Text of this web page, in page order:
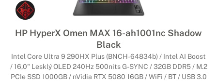
HP HyperX Omen MAX 16-ah1001nc Shadow
Black
Intel Core Ultra 9 290HX Plus (BNCH-64834b) / Intel AI Boost
/ 16,0" Lesklý OLED 240Hz 500nits G-SYNC / 32GB DDR5 / M.2
PCIe SSD 1000GB / nVidia RTX 5080 16GB / WiFi / BT / USB 3.0